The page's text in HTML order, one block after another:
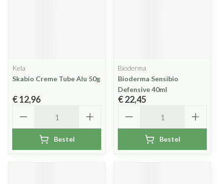
Kela
Skabio Creme Tube Alu 50g
€ 12,96
Bestel
Bioderma
Bioderma Sensibio
Defensive 40ml
€ 22,45
Bestel